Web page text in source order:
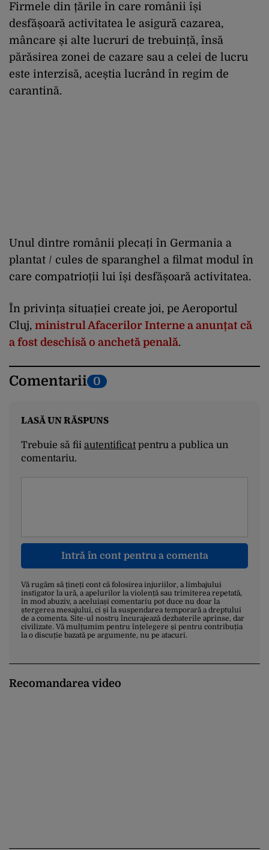
Firmele din țările în care românii își
desfășoară activitatea le asigură cazarea,
mâncare și alte lucruri de trebuință, însă
părăsirea zonei de cazare sau a celei de lucru
este interzisă, aceștia lucrând în regim de
carantină.
Unul dintre românii plecați în Germania a
plantat / cules de sparanghel a filmat modul în
care compatrioții lui își desfășoară activitatea.
În privința situației create joi, pe Aeroportul
Cluj, ministrul Afacerilor Interne a anunțat că
a fost deschisă o anchetă penală.
Comentarii 0
LASĂ UN RĂSPUNS
Trebuie să fii autentificatpentru a publica un
comentariu.
Intră în cont pentru a comenta
Vă rugăm să țineți cont că folosirea injuriilor, a limbajului
instigator la ură, a apelurilor la violență sau trimiterea repetată,
în mod abuziv, a aceluiași comentariu pot duce nu doar la
ștergerea mesajului, ci și la suspendarea temporară a dreptului
de a comenta. Site-ul nostru încurajează dezbaterile aprinse, dar
civilizate. Vă mulțumim pentru înțelegere și pentru contribuția
la o discuție bazată pe argumente, nu pe atacuri.
Recomandarea video